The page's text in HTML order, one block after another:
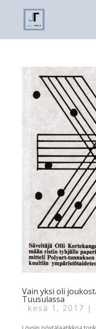
Vain yksi oli
Tuusulassa
kesä 1, 2017 |